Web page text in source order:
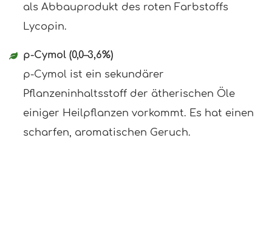
als Abbauprodukt des roten Farbstoffs
Lycopin.
p-Cymol (0,0–3,6%)
p-Cymol ist ein sekundärer
Pflanzeninhaltsstoff der ätherischen Öle
einiger Heilpflanzen vorkommt. Es hat einen
scharfen, aromatischen Geruch.